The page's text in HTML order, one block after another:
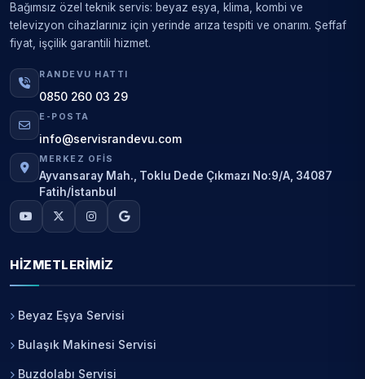
Bağımsız özel teknik servis: beyaz eşya, klima, kombi ve
televizyon cihazlarınız için yerinde arıza tespiti ve onarım. Şeffaf
fiyat, işçilik garantili hizmet.
RANDEVU HATTI
0850 260 03 29
E-POSTA
info@servisrandevu.com
MERKEZ OFIS
Ayvansaray Mah., Toklu Dede Çıkmazı No:9/A, 34087
Fatih/İstanbul
HIZMETLERIMIZ
Beyaz Eşya Servisi
Bulaşık Makinesi Servisi
Buzdolabı Servisi